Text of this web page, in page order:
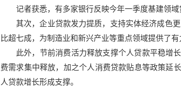
记者获悉，有多家银行反映今年一季度基建领
其次，企业贷款发力提质，支持实体经济成色
比超七成，为制造业和新兴产业等重点领域提供了有
此外，节前消费活力释放支撑个人贷款平稳增
费需求集中释放，加之个人消费贷款贴息等政策延
人贷款增长形成支撑。